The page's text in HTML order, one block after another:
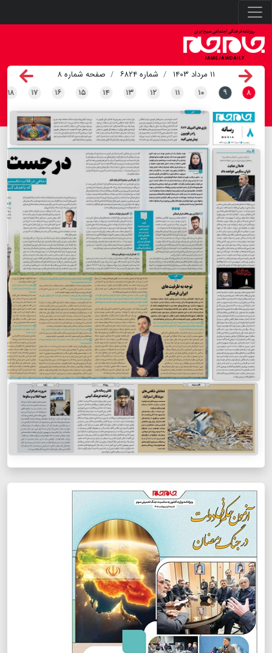
۱۱ مرداد ۱۴۰۳ شماره ۶۸۲۴
صفحه شماره ۸
۸ ۹ ۱۰ ۱۱ ۱۲ ۱۳ ۱۴ ۱۵ ۱۶ ۱۷ ۱۸